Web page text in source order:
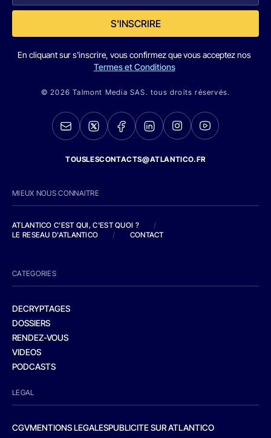
S'INSCRIRE
En cliquant sur s'inscrire, vous confirmez que vous acceptez nos
Termes et Conditions
© 2026 Talmont Media SAS. tous droits réservés.
TOUSLESCONTACTS@ATLANTICO.FR
MIEUX NOUS CONNAITRE
ATLANTICO C'EST QUI, C'EST QUOI ?
/
LE RESEAU D'ATLANTICO
/ CONTACT
CATEGORIES
DECRYPTAGES
DOSSIERS
RENDEZ-VOUS
VIDEOS
PODCASTS
LEGAL
CGVMENTIONS LEGALESPUBLICITE SUR ATLANTICO